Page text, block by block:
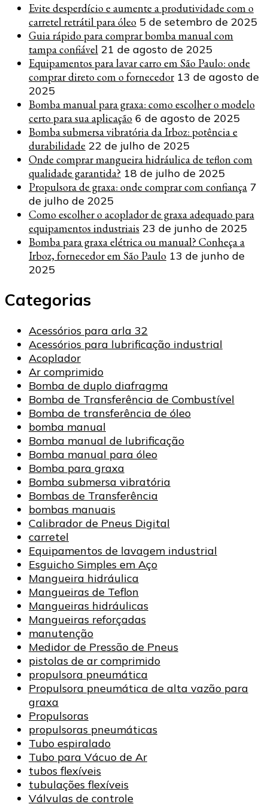
Evite desperdício e aumente a produtividade com o
carretel retrátil para óleo 5 de setembro de 2025
Guia rápido para comprar bomba manual com
tampa confiável 21 de agosto de 2025
Equipamentos para lavar carro em São Paulo: onde
comprar direto com o fornecedor 13 de agosto de
2025
Bomba manual para graxa: como escolher o modelo
certo para sua aplicação 6 de agosto de 2025
Bomba submersa vibratória da Irboz: potência e
durabilidade 22 de julho de 2025
Onde comprar mangueira hidráulica de teflon com
qualidade garantida? 18 de julho de 2025
Propulsora de graxa: onde comprar com confiança 7
de julho de 2025
Como escolher o acoplador de graxa adequado para
equipamentos industriais 23 de junho de 2025
Bomba para graxa elétrica ou manual? Conheça a
Irboz, fornecedor em São Paulo 13 de junho de
2025
Categorias
Acessórios para arla 32
Acessórios para lubrificação industrial
Acoplador
Ar comprimido
Bomba de duplo diafragma
Bomba de Transferência de Combustível
Bomba de transferência de óleo
bomba manual
Bomba manual de lubrificação
Bomba manual para óleo
Bomba para graxa
Bomba submersa vibratória
Bombas de Transferência
bombas manuais
Calibrador de Pneus Digital
carretel
Equipamentos de lavagem industrial
Esguicho Simples em Aço
Mangueira hidráulica
Mangueiras de Teflon
Mangueiras hidráulicas
Mangueiras reforçadas
manutenção
Medidor de Pressão de Pneus
pistolas de ar comprimido
propulsora pneumática
Propulsora pneumática de alta vazão para
graxa
Propulsoras
propulsoras pneumáticas
Tubo espiralado
Tubo para Vácuo de Ar
tubos flexíveis
tubulações flexíveis
Válvulas de controle